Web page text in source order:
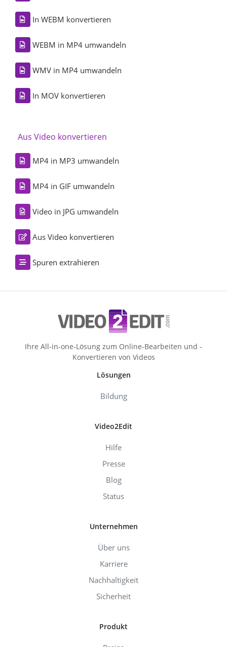
In WEBM konvertieren
WEBM in MP4 umwandeln
WMV in MP4 umwandeln
In MOV konvertieren
Aus Video konvertieren
MP4 in MP3 umwandeln
MP4 in GIF umwandeln
Video in JPG umwandeln
Aus Video konvertieren
Spuren extrahieren
Ihre All-in-one-Lösung zum Online-Bearbeiten und -
Konvertieren von Videos
Lösungen
Bildung
Video2Edit
Hilfe
Presse
Blog
Status
Unternehmen
Über uns
Karriere
Nachhaltigkeit
Sicherheit
Produkt